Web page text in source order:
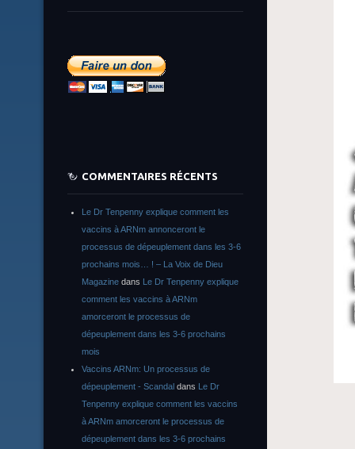
COMMENTAIRES RÉCENTS
Le Dr Tenpenny explique comment les
vaccins à ARNm annonceront le
processus de dépeuplement dans les 3-6
prochains mois… ! – La Voix de Dieu
Magazine dans Le Dr Tenpenny explique
comment les vaccins à ARNm
amorceront le processus de
dépeuplement dans les 3-6 prochains
mois
Vaccins ARNm: Un processus de
dépeuplement - Scandal dans Le Dr
Tenpenny explique comment les vaccins
à ARNm amorceront le processus de
dépeuplement dans les 3-6 prochains